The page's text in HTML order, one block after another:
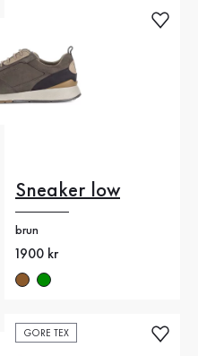
Sneaker low
brun
Nytt pris
1900 kr
GORE TEX